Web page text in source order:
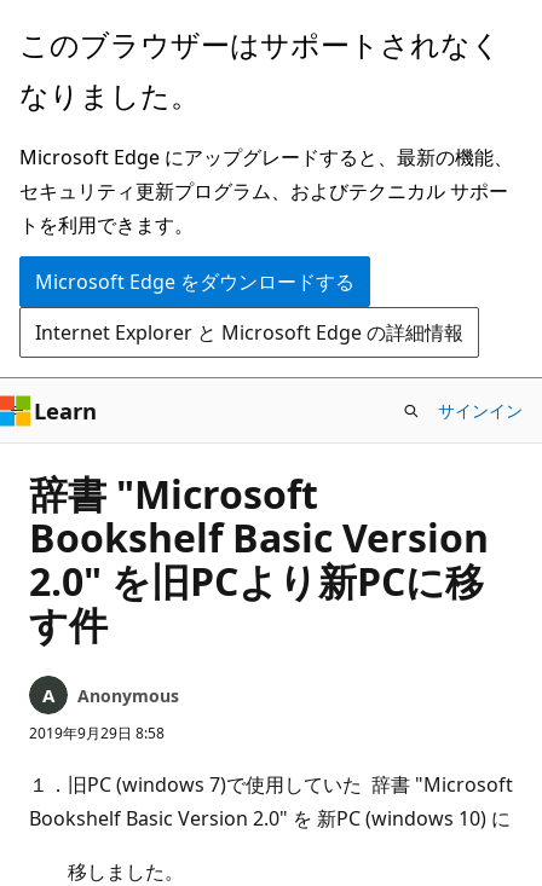
メ
ン
ン
テ
ン
ツ
に
ス
キ
ッ
プ
このブラウザーはサポートされなく
なりました。
Microsoft Edge にアップグレードすると、最新の機能、
セキュリティ更新プログラム、およびテクニカル サポー
トを利用できます。
Microsoft Edge をダウンロードする
Internet Explorer と Microsoft Edge の詳細情報
Learn サインイン
辞書 "Microsoft
Bookshelf Basic Version
2.0" を旧PCより新PCに移
す件
Anonymous
2019年9月29日 8:58
１．旧PC (windows 7)で使用していた 辞書 "Microsoft
Bookshelf Basic Version 2.0" を 新PC (windows 10) に
移しました。